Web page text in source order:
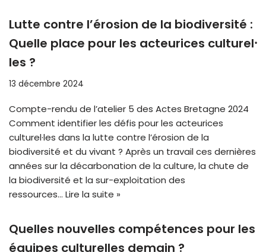
Lutte contre l’érosion de la biodiversité :
Quelle place pour les acteurices culturel⸱
les ?
13 décembre 2024
Compte-rendu de l’atelier 5 des Actes Bretagne 2024
Comment identifier les défis pour les acteurices
culturel·les dans la lutte contre l’érosion de la
biodiversité et du vivant ? Après un travail ces dernières
années sur la décarbonation de la culture, la chute de
la biodiversité et la sur-exploitation des
ressources… Lire la suite »
Quelles nouvelles compétences pour les
équipes culturelles demain ?